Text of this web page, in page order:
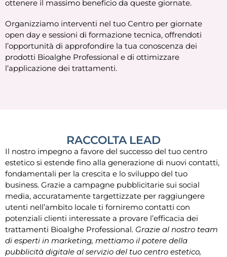
ottenere il massimo beneficio da queste giornate.
Organizziamo interventi nel tuo Centro per giornate
open day e sessioni di formazione tecnica, offrendoti
l’opportunità di approfondire la tua conoscenza dei
prodotti Bioalghe Professional e di ottimizzare
l’applicazione dei trattamenti.
RACCOLTA LEAD
Il nostro impegno a favore del successo del tuo centro
estetico si estende fino alla generazione di nuovi contatti,
fondamentali per la crescita e lo sviluppo del tuo
business. Grazie a campagne pubblicitarie sui social
media, accuratamente targettizzate per raggiungere
utenti nell’ambito locale ti forniremo contatti con
potenziali clienti interessate a provare l’efficacia dei
trattamenti Bioalghe Professional. Grazie al nostro team
di esperti in marketing, mettiamo il potere della
pubblicità digitale al servizio del tuo centro estetico,